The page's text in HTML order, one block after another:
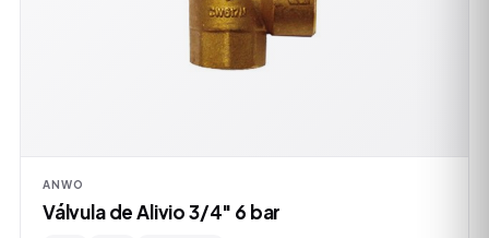
ANWO
Válvula de Alivio 3/4" 6 bar